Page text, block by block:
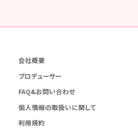
会社概要
プロデューサー
FAQ&お問い合わせ
個人情報の取扱いに関して
利用規約